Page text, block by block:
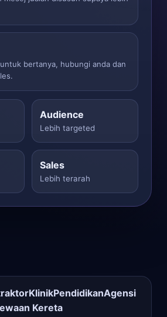
bertanya, hubungi anda dan
Audience
Lebih targeted
Sales
Lebih terarah
KlinikPendidikanAgensi
Kereta